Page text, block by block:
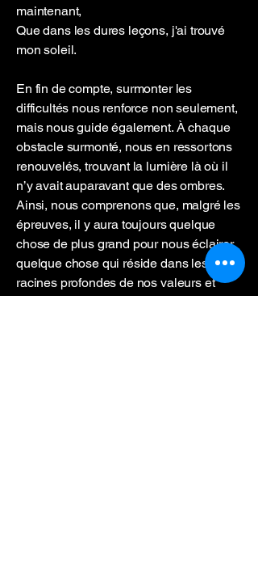
maintenant,
Que dans les dures leçons, j'ai trouvé
mon soleil.
En fin de compte, surmonter les
difficultés nous renforce non seulement,
mais nous guide également. À chaque
obstacle surmonté, nous en ressortons
renouvelés, trouvant la lumière là où il
n’y avait auparavant que des ombres.
Ainsi, nous comprenons que, malgré les
épreuves, il y aura toujours quelque
chose de plus grand pour nous éclairer,
quelque chose qui réside dans les
racines profondes de nos valeurs et